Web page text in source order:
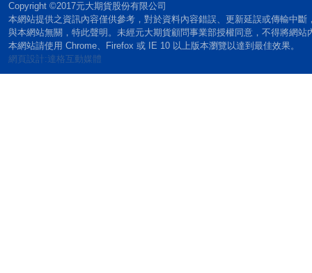
Copyright ©2017元大期貨股份有限公司
本網站提供之資訊內容僅供參考，對於資料內容錯誤、更新延誤或傳輸中
與本網站無關，特此聲明。未經元大期貨顧問事業部授權同意，不得將網站
本網站請使用 Chrome、Firefox 或 IE 10 以上版本瀏覽以達到最佳效果。
網頁設計:達格互動媒體